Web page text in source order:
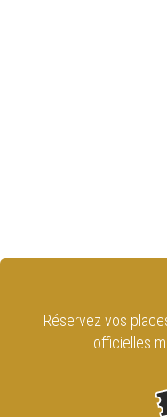
Réservez vos
officielles